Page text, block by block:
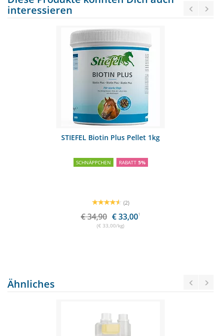
interessieren
STIEFEL Biotin Plus Pellet 1kg
SCHNÄPPCHEN RABATT 5%
(2)
€ 34,90 € 33,001
(€ 33,00/kg)
Ähnliches